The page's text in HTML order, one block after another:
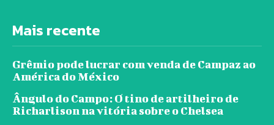
Mais recente
Grêmio pode lucrar com venda de Campaz ao
América do México
Ângulo do Campo: O tino de artilheiro de
Richarlison na vitória sobre o Chelsea